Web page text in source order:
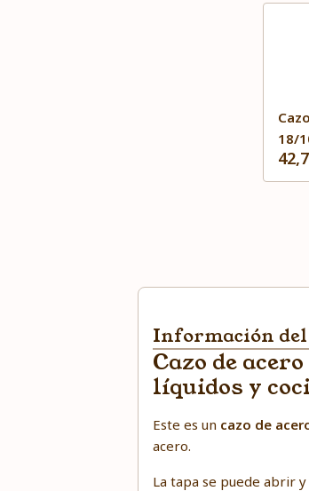
18/
Información
Cazo de
líquidos y
Este es un cazo de
acero.
La tapa se puede abrir